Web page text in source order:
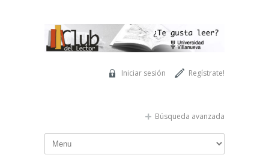
Regístrate!
Iniciar sesión
Búsqueda avanzada